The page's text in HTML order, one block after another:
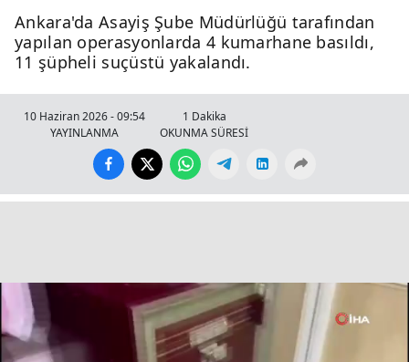
Ankara'da Asayiş Şube Müdürlüğü tarafından
yapılan operasyonlarda 4 kumarhane basıldı,
11 şüpheli suçüstü yakalandı.
10 Haziran 2026 - 09:54
YAYINLANMA
1 Dakika
OKUNMA SÜRESİ